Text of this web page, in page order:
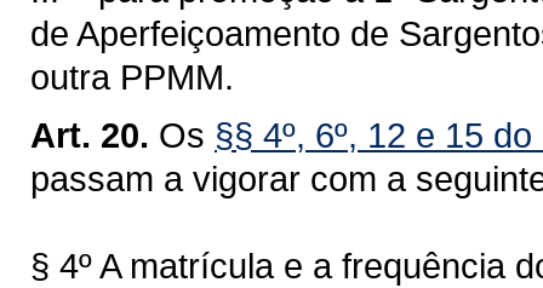
de Aperfeiçoamento de
outra PPMM.
Art. 20. Os §§ 4º, 6º, 12 e 15
passam a vigorar com a
§ 4º A matrícula e a frequência